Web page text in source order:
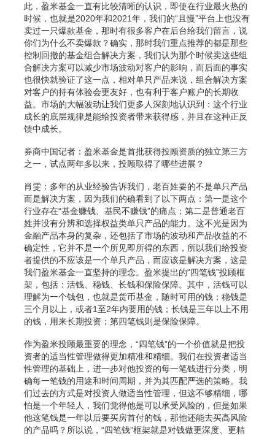
此，盈米基金一直有比较清晰的认识，即使在行业最火热的
时候，也就是2020年和2021年，我们的“且慢”平台上也没有
卖过一只爆款基金，那时有很多客户在后台给我们留言，说
你们为什么不卖爆款？确实，那时我们重点推荐的都是那些
控制回撤的基金组合解决方案，我们认为那个时候卖这些组
合解决方案可以减少市场波动对客户的影响，而后面的事实
也很快就验证了这一点，相对单只产品来说，组合解决方案
对客户的持有体验会更友好，也有利于客户账户的长期收
益。市场的大幅波动让我们更多人深刻地认识到：这个行业
成长的底层规律是能给投资者带来获得感，并且在这种正反
馈中成长。
券商中国记者：盈米基金是首批获得投顾资质的独立第三方
之一，试点两年多以来，投顾取得了哪些进展？
肖雯：多年的从业经验告诉我们，老百姓要的不是单只产品
而是解决方案，因为我们的确看到了以下两点：第一是这个
行业存在“基金赚钱、基民不赚钱”的痛点；第二是普通老百
姓并没有分辨和选择权益类单只产品的能力。这不光是因为
金融产品本身的复杂，还包括了市场的波动和产品收益的不
确定性，它并不是一个所见即所得的东西，所以我们给投资
者提供的不应该是一个单只产品，而应该是解决方案，这是
我们盈米基金一直坚持的理念。盈米提出的“四笔钱”投顾框
架，包括：活钱、稳钱、长钱和保险保障。其中，活钱可以
理解为一个钱包，也就是货币基金，随时可用的钱；稳钱是
三个月以上，或者1至2年内要用的钱；长钱是三年以上不用
的钱，用来长期投资；第四笔钱则是保险保障。
作为盈米投顾最重要的理念，“四笔钱”的一个价值就是把投
资者的适当性管理做得更加精准和精细。我们在投资者适当
性管理的基础上，进一步对他投资的每一笔钱进行分类，明
确每一笔钱的用途和时间周期，并为其匹配严选的策略。我
们过去的方式是对投资人做适当性管理，但这不够精细，哪
怕是一个年轻人，我们觉得他是可以承受风险的，但是如果
他这笔钱是一年以后要买房首付的钱，那他还能去买高风险
的产品吗？所以说，“四笔钱”框架就是对钱做更深度、更精